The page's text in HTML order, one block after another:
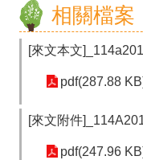
行
政
相關檔案
[來文本文
pdf(287.88
[來文附件
pdf(247.96